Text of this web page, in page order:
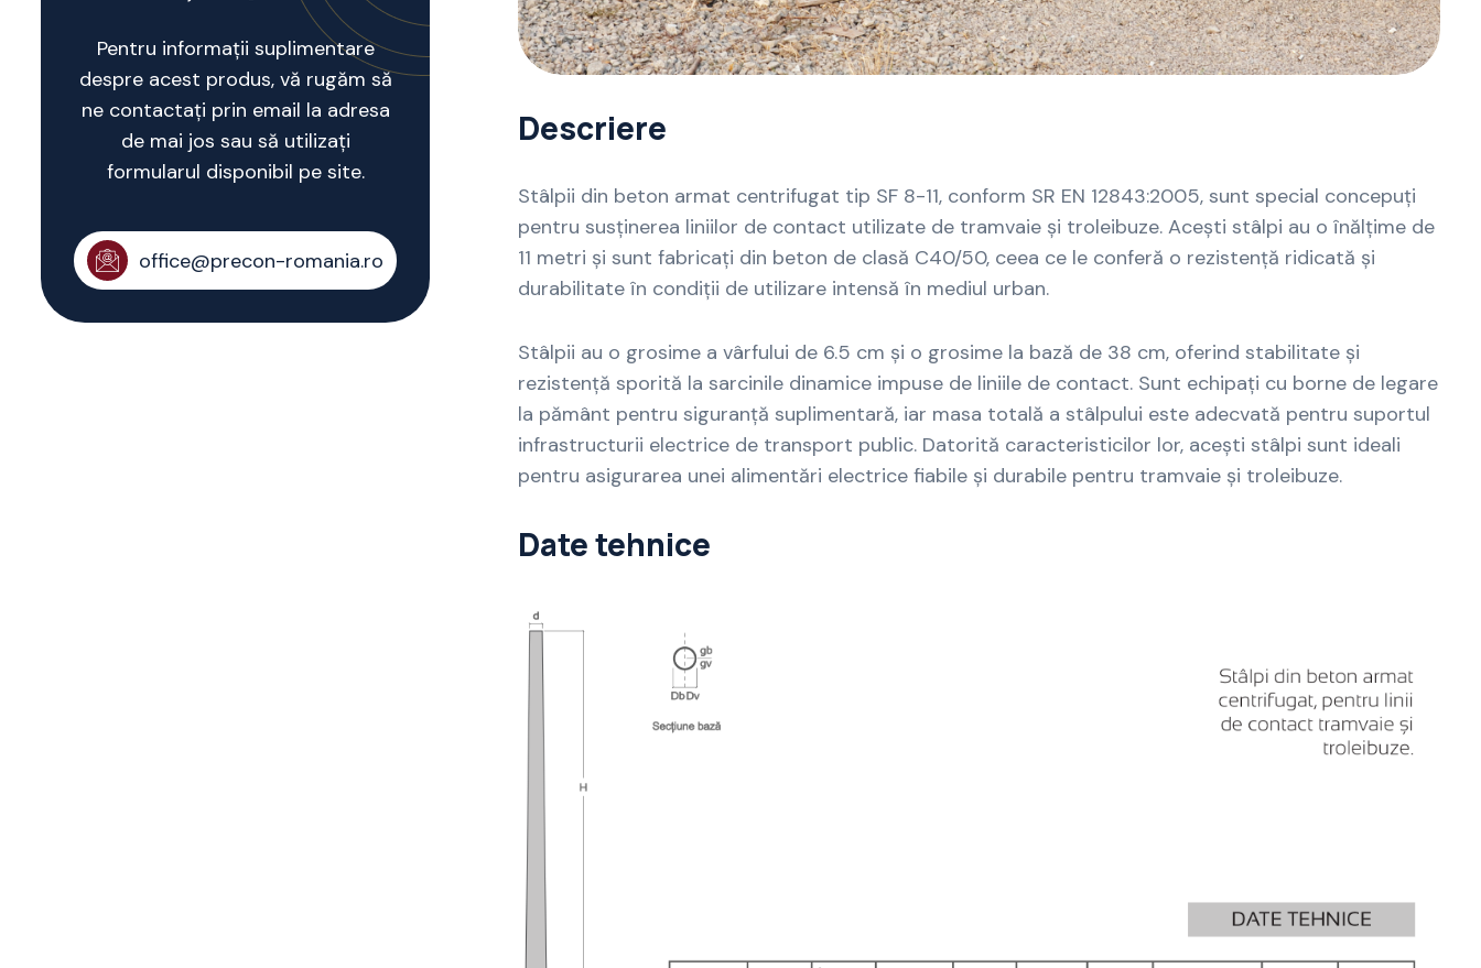
Pentru informații suplimentare
despre acest produs, vă rugăm să
ne contactați prin email la adresa
de mai jos sau să utilizați
formularul disponibil pe site.
office@precon-romania.ro
Descriere
Stâlpii din beton armat centrifugat tip SF 8-11, conform SR EN 12843:2005, sunt special concepuți
pentru susținerea liniilor de contact utilizate de tramvaie și troleibuze. Acești stâlpi au o înălțime de
11 metri și sunt fabricați din beton de clasă C40/50, ceea ce le conferă o rezistență ridicată și
durabilitate în condiții de utilizare intensă în mediul urban.
Stâlpii au o grosime a vârfului de 6.5 cm și o grosime la bază de 38 cm, oferind stabilitate și
rezistență sporită la sarcinile dinamice impuse de liniile de contact. Sunt echipați cu borne de legare
la pământ pentru siguranță suplimentară, iar masa totală a stâlpului este adecvată pentru suportul
infrastructurii electrice de transport public. Datorită caracteristicilor lor, acești stâlpi sunt ideali
pentru asigurarea unei alimentări electrice fiabile și durabile pentru tramvaie și troleibuze.
Date tehnice